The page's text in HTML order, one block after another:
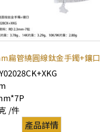
扁管繞圓線鈦金手鐲+鑲口
/件
產品詳情